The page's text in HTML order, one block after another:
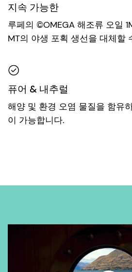
지속 가능한
루페의 ©OMEGA 해조류 오일
MT의 야생 포획 생선을 대체할
퓨어 & 내추럴
해양 및 환경 오염 물질을 함유
이 가능합니다.